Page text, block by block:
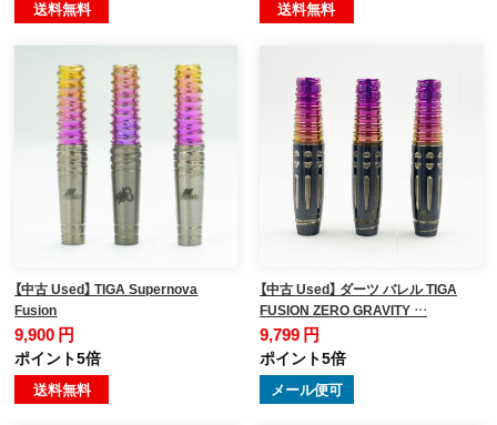
送料無料 送料無料
【中古 Used】 TIGA Supernova
Fusion
9,900 円
ポイント5倍
送料無料
【中古 Used】 ダーツ バレル TIGA
FUSION ZERO GRAVITY …
9,799 円
ポイント5倍
メール便可